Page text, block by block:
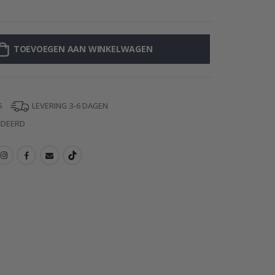
TOEVOEGEN AAN WINKELWAGEN
LEVERING 3-6 DAGEN